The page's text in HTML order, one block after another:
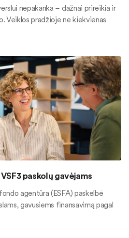
nepakanka – dažnai prireikia ir
Veiklos pradžioje ne kiekvienas
paskolų gavėjams
agentūra (ESFA) paskelbė
gavusiems finansavimą pagal